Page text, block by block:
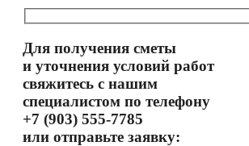
Для получения сметы
и уточнения условий работ
свяжитесь с нашим
специалистом по телефону
+7 (903) 555-7785
или отправьте заявку: